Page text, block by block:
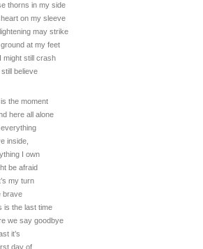
thorns in my side
on my sleeve
may strike
at my feet
might still crash
still believe
the moment
here all alone
inside,
I own
be afraid
my turn
brave
is the last time
we say goodbye
it’s
day of